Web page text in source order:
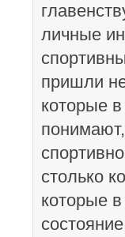
личные
пришли
которые
столько
которые